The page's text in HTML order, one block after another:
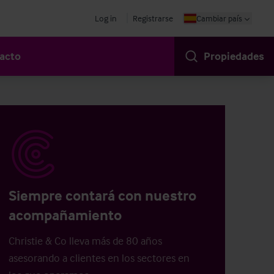
Log in Registrarse Cambiar país
Propiedades
Siempre contará con nuestro
acompañamiento
Christie & Co lleva más de 80 años
asesorando a clientes en los sectores en